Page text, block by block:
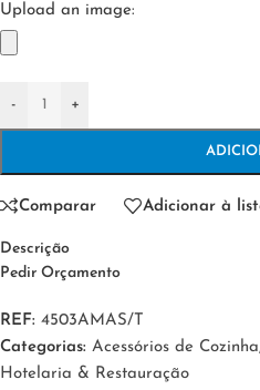
Upload an image:
- +
Comparar Adicionar à
Descrição
Pedir Orçamento
REF: 4503AMAS/T
Categorias: Acessórios de Cozinha
Hotelaria & Restauração